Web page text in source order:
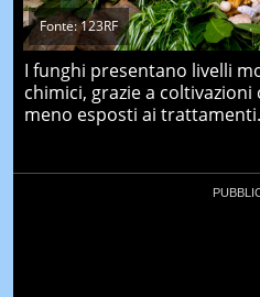
Fonte: 123RF
I funghi presentano livelli
chimici, grazie a
meno esposti ai trattamenti.